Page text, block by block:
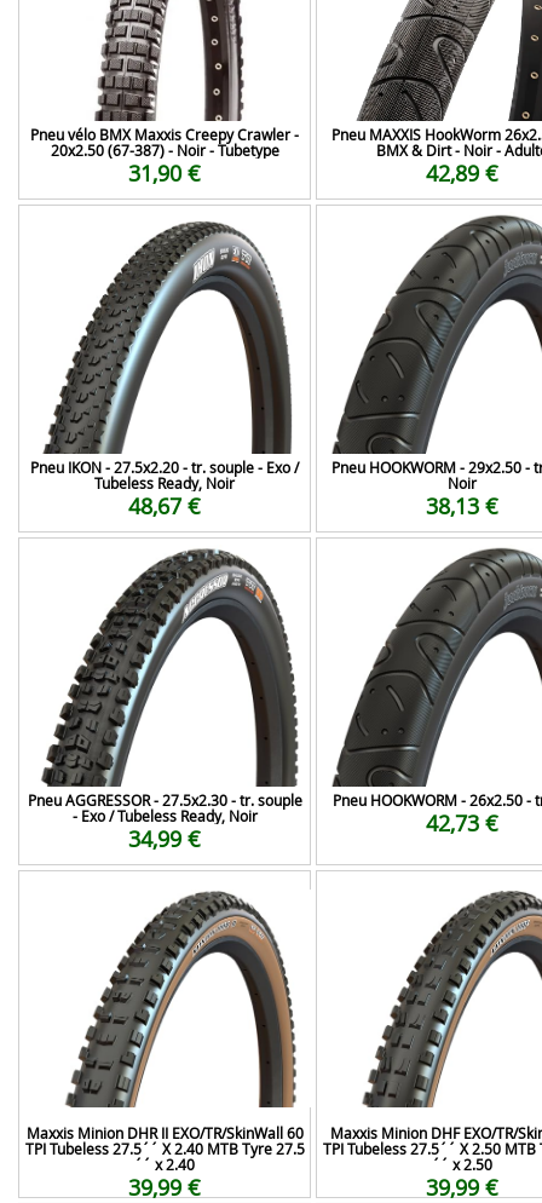
Pneu vélo BMX Maxxis Creepy Crawler -
20x2.50 (67-387) - Noir - Tubetype
31,90 €
Pneu MAXXIS HookWorm
BMX & Dirt - Noir -
42,89 €
Pneu IKON - 27.5x2.20 - tr. souple - Exo /
Tubeless Ready, Noir
48,67 €
Pneu HOOKWORM - 29x2.50 -
Noir
38,13 €
Pneu AGGRESSOR - 27.5x2.30 - tr. souple
- Exo / Tubeless Ready, Noir
34,99 €
Pneu HOOKWORM - 26x2.50 -
42,73 €
Maxxis Minion DHR II EXO/TR/SkinWall 60
TPI Tubeless 27.5´´ X 2.40 MTB Tyre 27.5
´´ x 2.40
39,99 €
Maxxis Minion DHF EXO/TR/
TPI Tubeless 27.5´´ X 2.50 MTB
´´ x 2.50
39,99 €